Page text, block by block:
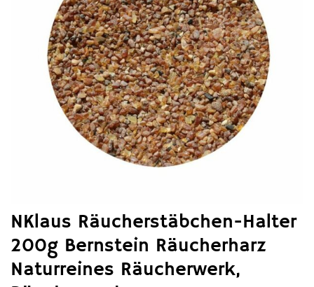
NKlaus Räucherstäbchen-Halter
200g Bernstein Räucherharz
Naturreines Räucherwerk,